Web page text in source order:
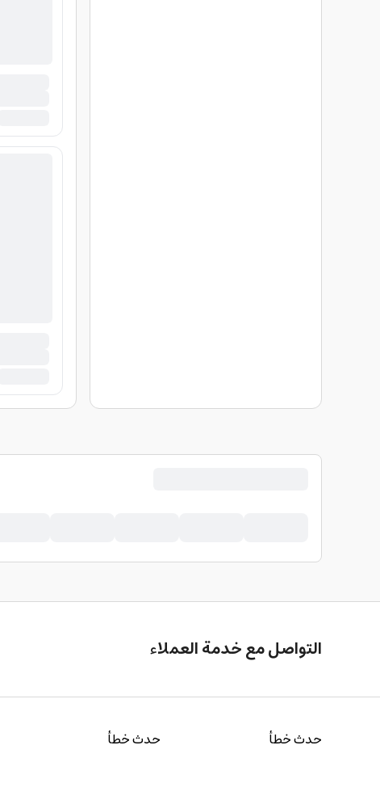
التواصل مع خدمة العملاء
حدث خطأ حدث خطأ